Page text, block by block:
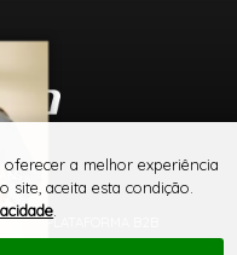
PLATAFORMA B2B
a melhor experiência
aceita esta condição.